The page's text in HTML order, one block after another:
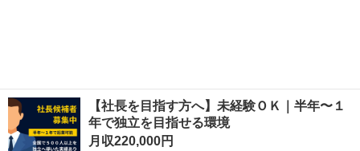
【社長を目指す方へ】未経験ＯＫ｜半年〜１
年で独立を目指せる環境
月収220,000円